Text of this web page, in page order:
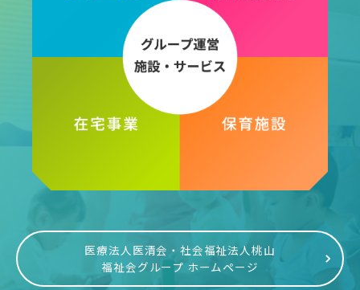
医療法人医清会・社会福祉法人桃山
福祉会グループ ホームページ